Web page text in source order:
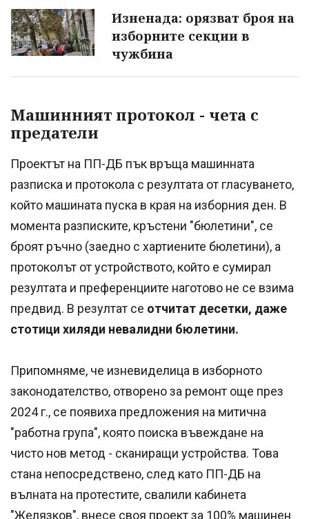
Изненада: орязват броя на
изборните секции в
чужбина
Машинният протокол - чета с
предатели
Проектът на ПП-ДБ пък връща машинната
разписка и протокола с резултата от гласуването,
който машината пуска в края на изборния ден. В
момента разписките, кръстени "бюлетини", се
броят ръчно (заедно с хартиените бюлетини), а
протоколът от устройството, който е сумирал
резултата и преференциите наготово не се взима
предвид. В резултат се отчитат десетки, даже
стотици хиляди невалидни бюлетини.
Припомняме, че изневиделица в изборното
законодателство, отворено за ремонт още през
2024 г., се появиха предложения на митична
"работна група", която поиска въвеждане на
чисто нов метод - сканиращи устройства. Това
стана непосредствено, след като ПП-ДБ на
вълната на протестите, свалили кабинета
"Желязков", внесе своя проект за 100% машинен